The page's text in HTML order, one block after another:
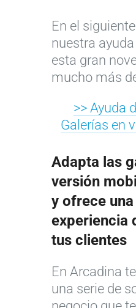
En el
nuestra
esta gran
mucho más
>> Ayuda
Galerías en
Adapta las
versión
y ofrece
experiencia
tus clientes
En Arcadina
una serie de